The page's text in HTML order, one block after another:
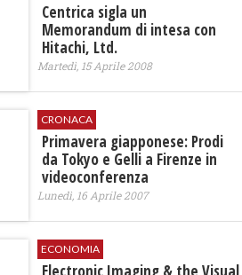
Centrica sigla un
Memorandum di intesa con
Hitachi, Ltd.
Martedì, 15 Aprile 2008
CRONACA
Primavera giapponese: Prodi
da Tokyo e Gelli a Firenze in
videoconferenza
Lunedì, 16 Aprile 2007
ECONOMIA